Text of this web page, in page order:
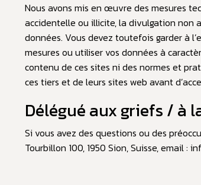
Nous avons mis en œuvre des mesures
accidentelle ou illicite, la divulgation non
données. Vous devez toutefois garder à
mesures ou utiliser vos données à
contenu de ces sites ni des normes et
ces tiers et de leurs sites web avant
Délégué aux griefs / à
Si vous avez des questions ou des
Tourbillon 100, 1950 Sion, Suisse, email :